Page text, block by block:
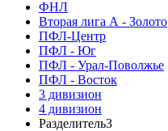
ФНЛ
Вторая лига А - Золото
ПФЛ-Центр
ПФЛ - Юг
ПФЛ - Урал-Поволжье
ПФЛ - Восток
3 дивизион
4 дивизион
Разделитель3